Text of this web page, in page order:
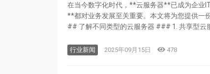
在当今数字化时代，**云服务器**已成为企业
**都对业务发展至关重要。本文将为您提供一
行业新闻 2025年09月15日 478